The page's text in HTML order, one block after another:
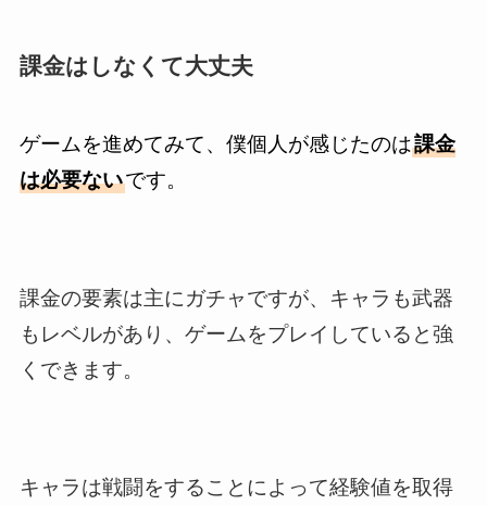
課金はしなくて大丈夫
ゲームを進めてみて、僕個人が感じたのは課金
は必要ないです。
課金の要素は主にガチャですが、キャラも武器
もレベルがあり、ゲームをプレイしていると強
くできます。
キャラは戦闘をすることによって経験値を取得